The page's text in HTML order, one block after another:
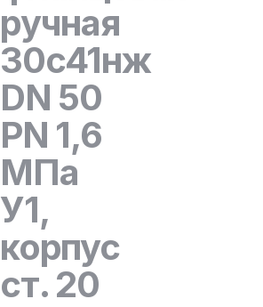
ручная
30с41нж
DN 50
PN 1,6
МПа
У1,
корпус
ст. 20